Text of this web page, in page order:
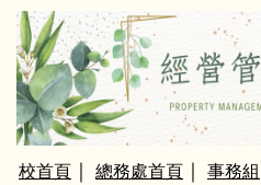
跳
到
主
要
內
容
區
校首頁 ｜ 總務處首頁 ｜ 事務組